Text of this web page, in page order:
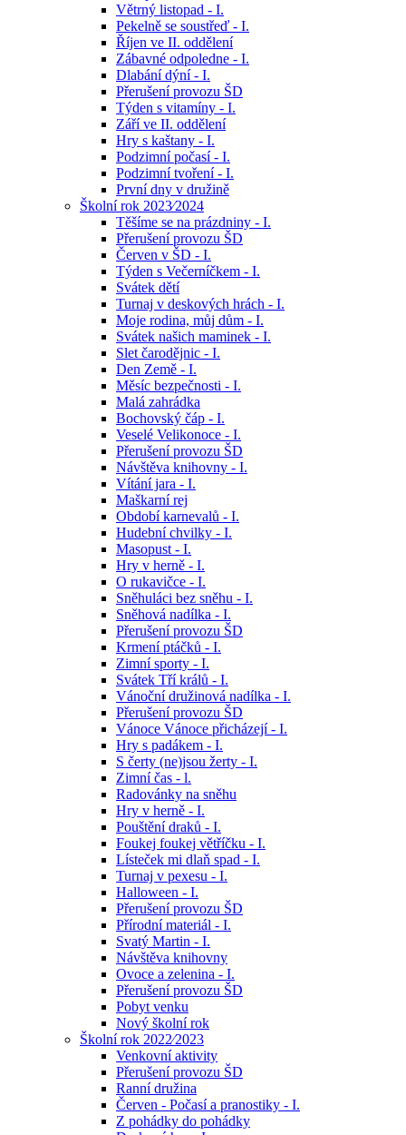
Větrný listopad - I.
Pekelně se soustřeď - I.
Říjen ve II. oddělení
Zábavné odpoledne - I.
Dlabání dýní - I.
Přerušení provozu ŠD
Týden s vitamíny - I.
Září ve II. oddělení
Hry s kaštany - I.
Podzimní počasí - I.
Podzimní tvoření - I.
První dny v družině
Školní rok 2023⁄2024
Těšíme se na prázdniny - I.
Přerušení provozu ŠD
Červen v ŠD - I.
Týden s Večerníčkem - I.
Svátek dětí
Turnaj v deskových hrách - I.
Moje rodina, můj dům - I.
Svátek našich maminek - I.
Slet čarodějnic - I.
Den Země - I.
Měsíc bezpečnosti - I.
Malá zahrádka
Bochovský čáp - I.
Veselé Velikonoce - I.
Přerušení provozu ŠD
Návštěva knihovny - I.
Vítání jara - I.
Maškarní rej
Období karnevalů - I.
Hudební chvilky - I.
Masopust - I.
Hry v herně - I.
O rukavičce - I.
Sněhuláci bez sněhu - I.
Sněhová nadílka - I.
Přerušení provozu ŠD
Krmení ptáčků - I.
Zimní sporty - I.
Svátek Tří králů - I.
Vánoční družinová nadílka - I.
Přerušení provozu ŠD
Vánoce Vánoce přicházejí - I.
Hry s padákem - I.
S čerty (ne)jsou žerty - I.
Zimní čas - l.
Radovánky na sněhu
Hry v herně - I.
Pouštění draků - I.
Foukej foukej větříčku - I.
Lísteček mi dlaň spad - I.
Turnaj v pexesu - I.
Halloween - I.
Přerušení provozu ŠD
Přírodní materiál - I.
Svatý Martin - I.
Návštěva knihovny
Ovoce a zelenina - I.
Přerušení provozu ŠD
Pobyt venku
Nový školní rok
Školní rok 2022⁄2023
Venkovní aktivity
Přerušení provozu ŠD
Ranní družina
Červen - Počasí a pranostiky - I.
Z pohádky do pohádky